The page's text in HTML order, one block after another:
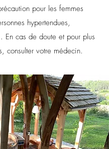
pour les femmes
hypertendues,
En cas de doute et pour plus
consulter votre médecin.